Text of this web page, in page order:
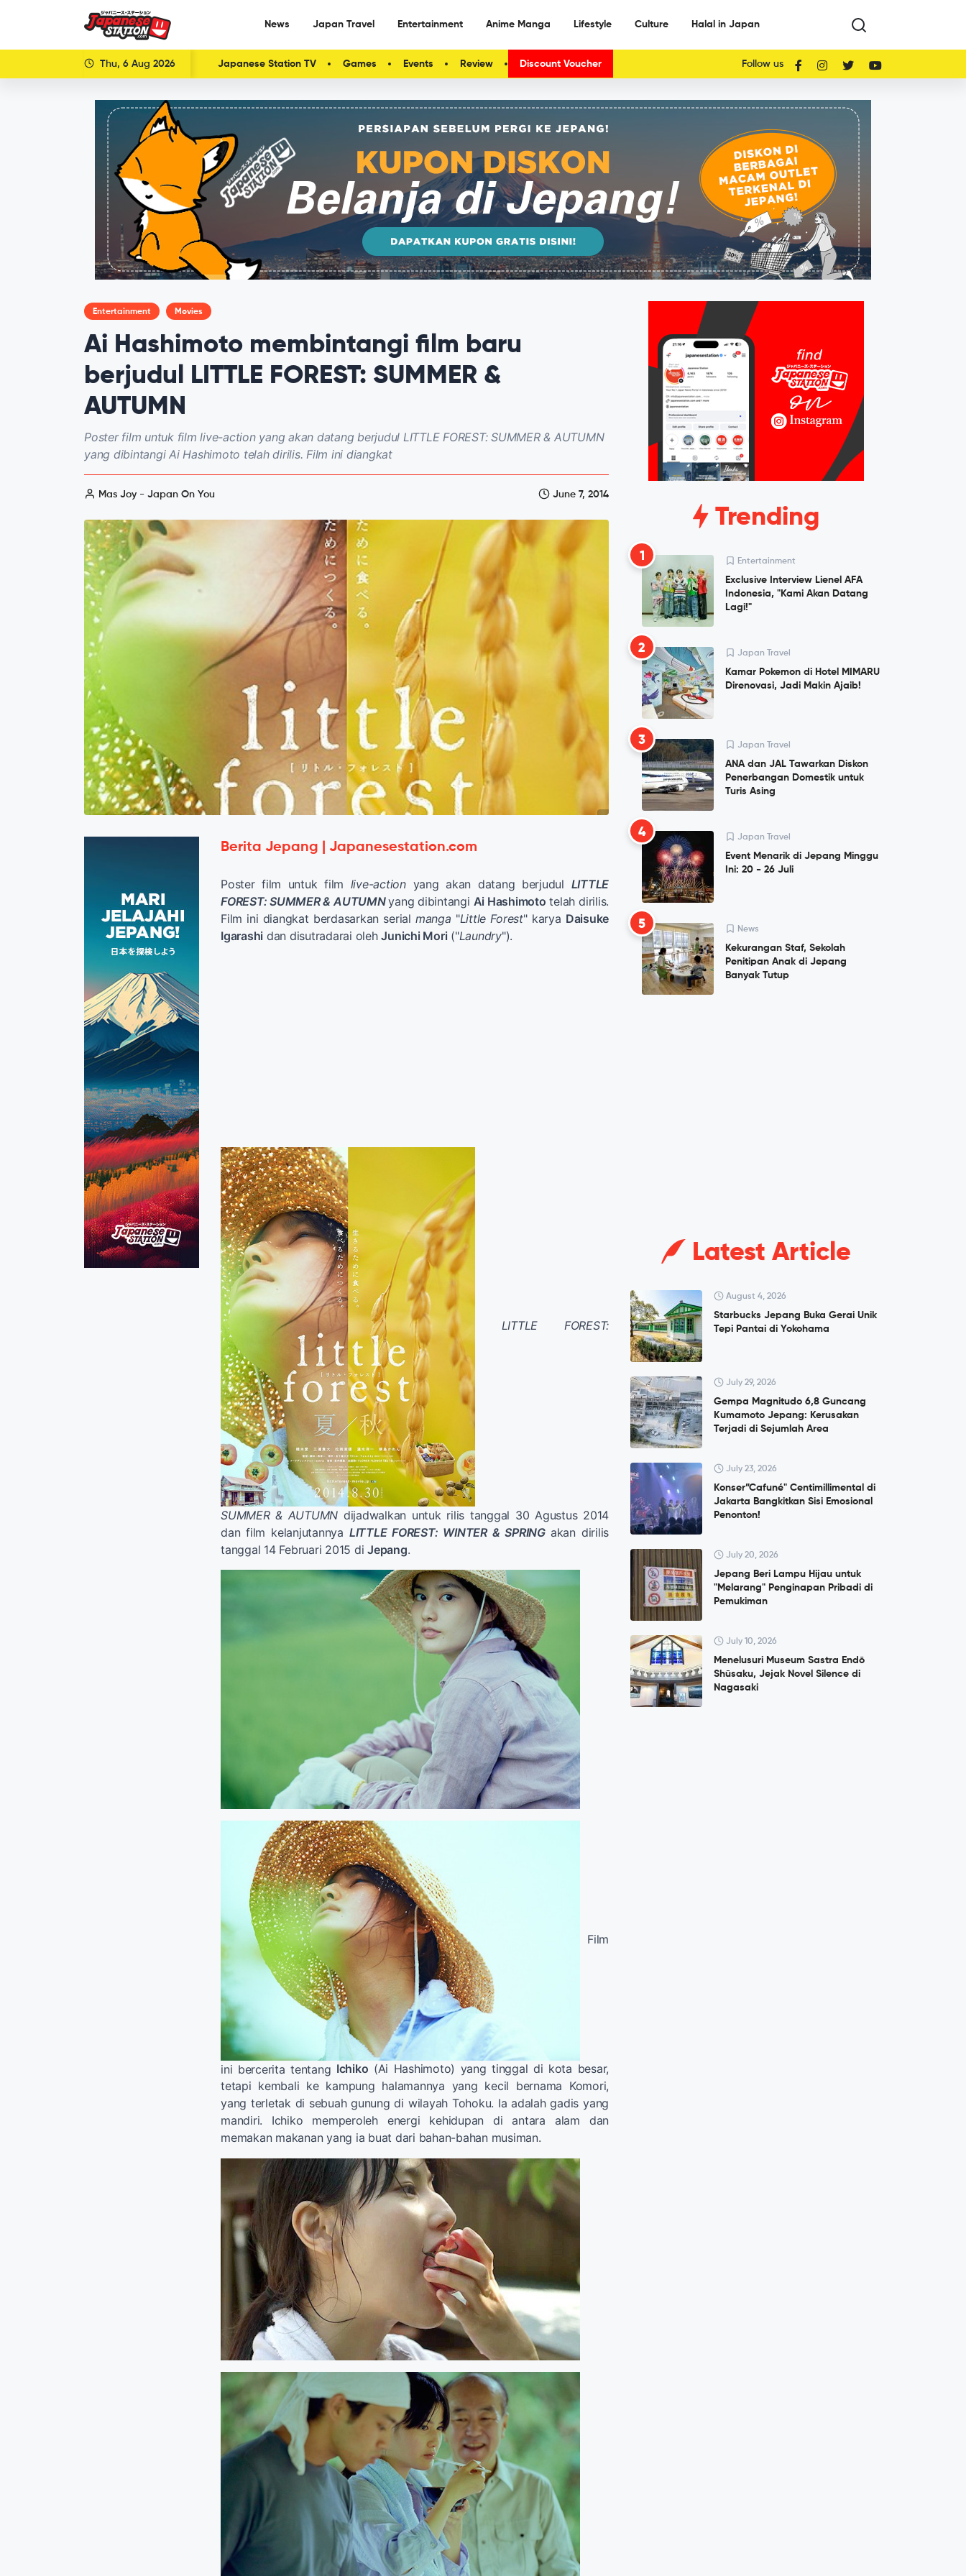
News Japan Travel Entertainment Anime Manga Lifestyle Culture Halal in Japan
Thu, 6 Aug 2026 Japanese Station TV Games Events Review Discount Voucher Follow us
Entertainment Movies
Ai Hashimoto membintangi film baru
berjudul LITTLE FOREST: SUMMER &
AUTUMN
Poster film untuk film live-action yang akan datang berjudul LITTLE FOREST: SUMMER & AUTUMN
yang dibintangi Ai Hashimoto telah dirilis. Film ini diangkat
Mas Joy - Japan On You June 7, 2014
Berita Jepang | Japanesestation.com
Poster film untuk film live-actionyang akan datang berjudul LITTLE
FOREST: SUMMER & AUTUMNyang dibintangi Ai Hashimoto telah dirilis.
Film ini diangkat berdasarkan serial manga "Little Forest" karya Daisuke
Igarashi dan disutradarai olehJunichi Mori ("Laundry").
LITTLE FOREST:
SUMMER & AUTUMN dijadwalkan untuk rilis tanggal 30 Agustus 2014
dan film kelanjutannya LITTLE FOREST: WINTER & SPRING akan dirilis
tanggal 14 Februari 2015 di Jepang.
Film
ini bercerita tentang Ichiko (Ai Hashimoto) yang tinggal di kota besar,
tetapi kembali ke kampung halamannya yang kecil bernama Komori,
yang terletak di sebuah gunung di wilayah Tohoku. Ia adalah gadis yang
mandiri. Ichiko memperoleh energi kehidupan di antara alam dan
memakan makanan yang ia buat dari bahan-bahan musiman.
Trending
1 Entertainment
Exclusive Interview Lienel AFA
Indonesia, "Kami Akan Datang
Lagi!"
2 Japan Travel
Kamar Pokemon di Hotel MIMARU
Direnovasi, Jadi Makin Ajaib!
3 Japan Travel
ANA dan JAL Tawarkan Diskon
Penerbangan Domestik untuk
Turis Asing
4 Japan Travel
Event Menarik di Jepang Minggu
Ini: 20 - 26 Juli
5 News
Kekurangan Staf, Sekolah
Penitipan Anak di Jepang
Banyak Tutup
Latest Article
August 4, 2026
Starbucks Jepang Buka Gerai Unik
Tepi Pantai di Yokohama
July 29, 2026
Gempa Magnitudo 6,8 Guncang
Kumamoto Jepang: Kerusakan
Terjadi di Sejumlah Area
July 23, 2026
Konser”Cafuné" Centimillimental di
Jakarta Bangkitkan Sisi Emosional
Penonton!
July 20, 2026
Jepang Beri Lampu Hijau untuk
"Melarang" Penginapan Pribadi di
Pemukiman
July 10, 2026
Menelusuri Museum Sastra Endō
Shūsaku, Jejak Novel Silence di
Nagasaki